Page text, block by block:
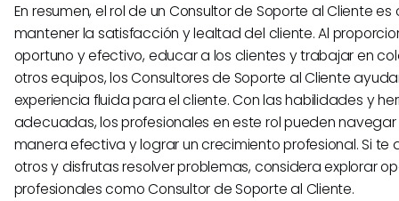
En resumen, el rol de un Consultor de Soporte al Cliente
mantener la satisfacción y lealtad del cliente. Al
oportuno y efectivo, educar a los clientes y trabajar en
otros equipos, los Consultores de Soporte al Cliente
experiencia fluida para el cliente. Con las habilidades y
adecuadas, los profesionales en este rol pueden
manera efectiva y lograr un crecimiento profesional. Si
otros y disfrutas resolver problemas, considera explorar
profesionales como Consultor de Soporte al Cliente.